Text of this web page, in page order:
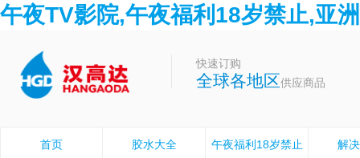
午夜TV影院,午夜福利18岁禁止,亚
快速订购
全球各地区供应商品
首页 胶水大全 午夜福利18岁禁止 解